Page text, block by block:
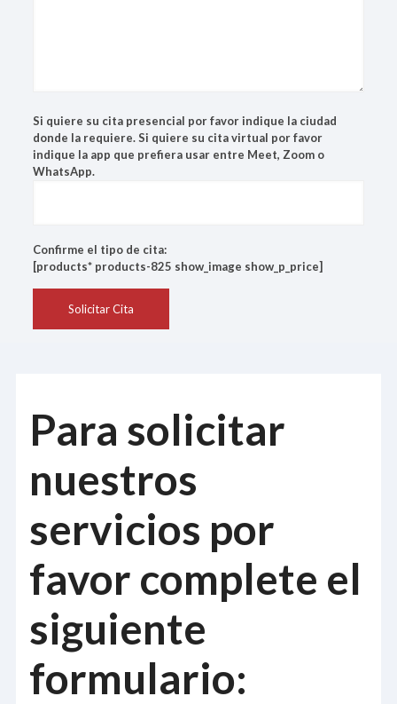
Si quiere su cita presencial por favor indique la ciudad
donde la requiere. Si quiere su cita virtual por favor
indique la app que prefiera usar entre Meet, Zoom o
WhatsApp.
Confirme el tipo de cita:
[products* products-825 show_image show_p_price]
Para solicitar
nuestros
servicios por
favor complete el
siguiente
formulario: